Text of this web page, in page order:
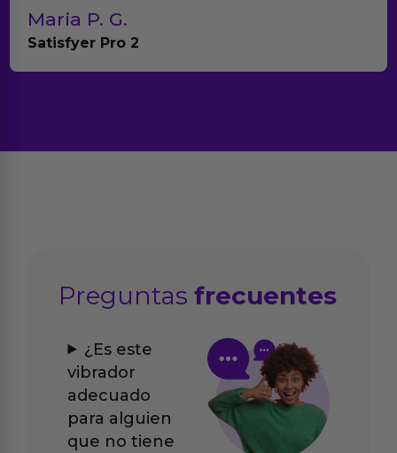
Preguntasfrecuentes
¿Es este
vibrador
adecuado
para alguien
que no tiene